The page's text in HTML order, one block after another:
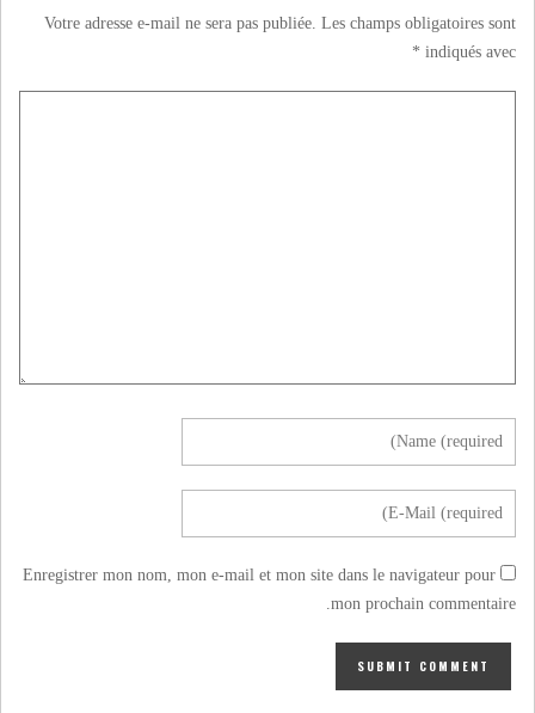
Votre adresse e-mail ne sera pas publiée. Les champs obligatoires sont
indiqués avec
*
Enregistrer mon nom, mon e-mail et mon site dans le navigateur pour
mon prochain commentaire.